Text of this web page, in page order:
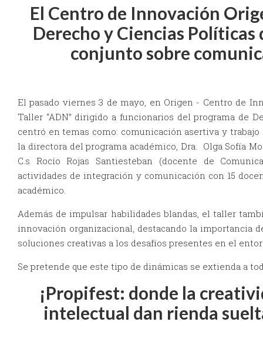
El Centro de Innovación
Derecho y Ciencias
conjunto sobre
El pasado viernes 3 de mayo, en Origen - Centro de
Taller “ADN” dirigido a funcionarios del programa de
centró en temas como: comunicación asertiva y
la directora del programa académico, Dra. Olga Sofía
C.s Rocío Rojas Santiesteban (docente de
actividades de integración y comunicación con 15
académico.
Además de impulsar habilidades blandas, el taller
innovación organizacional, destacando la importancia
soluciones creativas a los desafíos presentes en el
Se pretende que este tipo de dinámicas se extienda a
¡Propifest: donde la
intelectual dan rienda